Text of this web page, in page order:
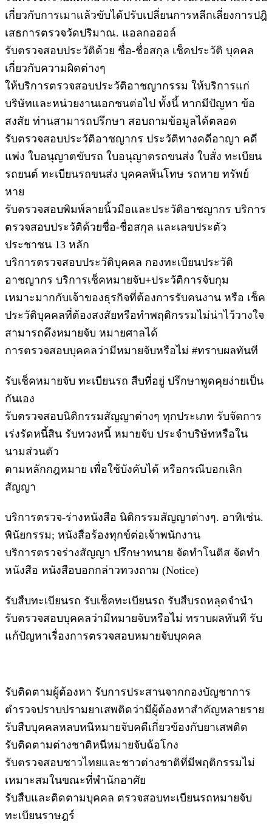
เกี่ยวกับการเมาเเล้วขับได้ปรับเปลี่ยนการหลีกเลี่ยงการปฎิ
เสธการตรวจวัดปริมาณ. แอลกอฮอล์
รับตรวจสอบประวัติด้วย ชื่อ-ชื่อสกุล เช็คประวัติ บุคคล
เกี่ยวกับความผิดต่างๆ
ให้บริการตรวจสอบประวัติอาชญากรรม ให้บริการแก่
บริษัทและหน่วยงานเอกชนต่อไป ทั้งนี้ หากมีปัญหา ข้อ
สงสัย ท่านสามารถปรึกษา สอบถามข้อมูลได้ตลอด
รับตรวจสอบประวัติอาชญากร ประวัติทางคดีอาญา คดี
แพ่ง ใบอนุญาตขับรถ ใบอนุญาตรถขนส่ง ใบสั่ง ทะเบียน
รถยนต์ ทะเบียนรถขนส่ง บุคคลพ้นโทษ รถหาย ทรัพย์
หาย
รับตรวจสอบพิมพ์ลายนิ้วมือและประวัติอาชญากร บริการ
ตรวจสอบประวัติด้วยชื่อ-ชื่อสกุล และเลขประตัว
ประชาชน 13 หลัก
บริการตรวจสอบประวัติบุคคล กองทะเบียนประวัติ
อาชญากร บริการเช็คหมายจับ+ประวัติการจับกุม
เหมาะมากกับเจ้าของธุรกิจที่ต้องการรับคนงาน หรือ เช็ค
ประวัติบุคคลที่ต้องสงสัยหรือทำพฤติกรรมไม่น่าไว้วางใจ
สามารถดึงหมายจับ หมายศาลได้
การตรวจสอบบุคคลว่ามีหมายจับหรือไม่ #ทราบผลทันที
รับเช็คหมายจับ ทะเบียนรถ สืบที่อยู่ ปรึกษาพูดคุยง่ายเป็น
กันเอง
รับตรวจสอบนิติกรรมสัญญาต่างๆ ทุกประเภท รับจัดการ
เร่งรัดหนี้สิน รับทวงหนี้ หมายจับ ประจำบริษัทหรือใน
นามส่วนตัว
ตามหลักกฎหมาย เพื่อใช้บังคับได้ หรือกรณีบอกเลิก
สัญญา
บริการตรวจ-ร่างหนังสือ นิติกรรมสัญญาต่างๆ. อาทิเช่น.
พินัยกรรม; หนังสือร้องทุกข์ต่อเจ้าพนักงาน
บริการตรวจร่างสัญญา ปรึกษาทนาย จัดทำโนติส จัดทำ
หนังสือ หนังสือบอกกล่าวทวงถาม (Notice)
รับสืบทะเบียนรถ รับเช็คทะเบียนรถ รับสืบรถหลุดจำนำ
รับตรวจสอบบุคคลว่ามีหมายจับหรือไม่ ทราบผลทันที รับ
แก้ปัญหาเรื่องการตรวจสอบหมายจับบุคคล
รับติดตามผู้ต้องหา รับการประสานจากกองบัญชาการ
ตำรวจปราบปรามยาเสพติดว่ามีผู้ต้องหาสำคัญหลายราย
รับสืบบุคคลหลบหนีหมายจับคดีเกี่ยวข้องกับยาเสพติด
รับติดตามต่างชาติหนีหมายจับฉ้อโกง
รับตรวจสอบชาวไทยและชาวต่างชาติที่มีพฤติกรรมไม่
เหมาะสมในขณะที่พำนักอาศัย
รับสืบและติดตามบุคคล ตรวจสอบทะเบียนรถหมายจับ
ทะเบียนราษฎร์